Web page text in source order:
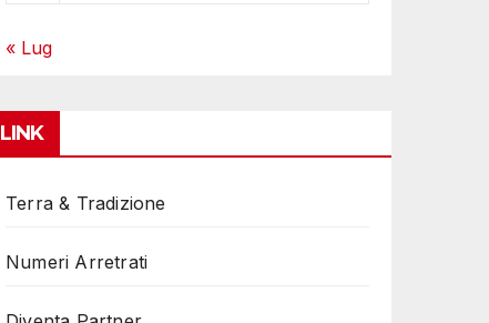
« Lug
LINK
Terra & Tradizione
Numeri Arretrati